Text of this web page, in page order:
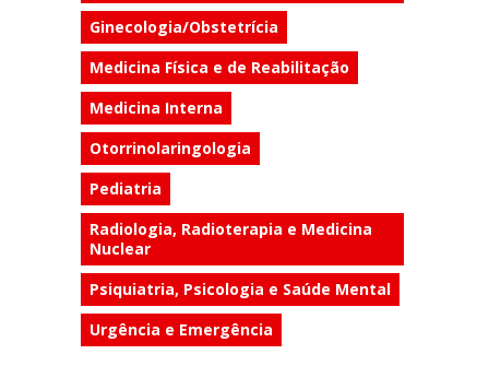
Ginecologia/Obstetrícia
Medicina Física e de Reabilitação
Medicina Interna
Otorrinolaringologia
Pediatria
Radiologia, Radioterapia e Medicina
Nuclear
Psiquiatria, Psicologia e Saúde Mental
Urgência e Emergência